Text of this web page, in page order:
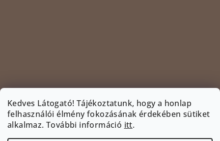
Kedves Látogató! Tájékoztatunk, hogy a honlap
felhasználói élmény fokozásának érdekében sütiket
alkalmaz. További információ itt.
Kövessen minket az Instagramon